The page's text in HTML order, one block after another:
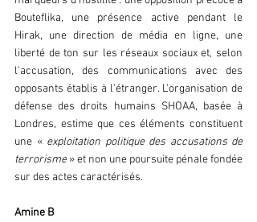
Bouteflika, une présence active pendant le
Hirak, une direction de média en ligne, une
liberté de ton sur les réseaux sociaux et, selon
l'accusation, des communications avec des
opposants établis à l'étranger. L'organisation de
défense des droits humains SHOAA, basée à
Londres, estime que ces éléments constituent
une « exploitation politique des accusations de
terrorisme » et non une poursuite pénale fondée
sur des actes caractérisés.
Amine B